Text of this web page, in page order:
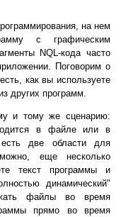
на нем
с графическим
NQL-кода часто
Поговорим о
как вы используете
других программ.
и тому же сценарию:
в файле или в
две области для
еще несколько
текст программы и
динамический"
файлы во время
прямо во время